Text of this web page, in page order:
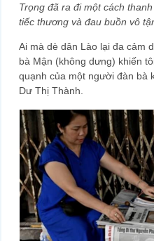
Trọng đã ra đi một cách
tiếc thương và đau buồn vô
Ai mà dè dân Lào lại đa cảm
bà Mận (không dưng) khiến
quạnh của một người đàn bà
Dư Thị Thành.